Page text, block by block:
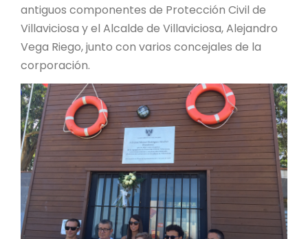
antiguos componentes de Protección Civil de
Villaviciosa y el Alcalde de Villaviciosa, Alejandro
Vega Riego, junto con varios concejales de la
corporación.